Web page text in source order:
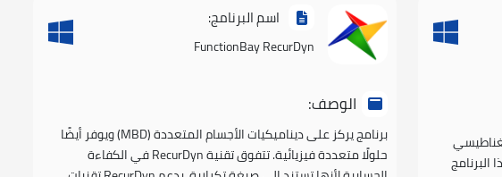
البرنامج
اسم البرنامج:
FunctionBay RecurDyn
الوصف:
برنامج يركز على ديناميكيات الأجسام المتعددة (MBD) ويوفر أيضًا
حلولًا متعددة فيزيائية. تتفوق تقنية RecurDyn في الكفاءة